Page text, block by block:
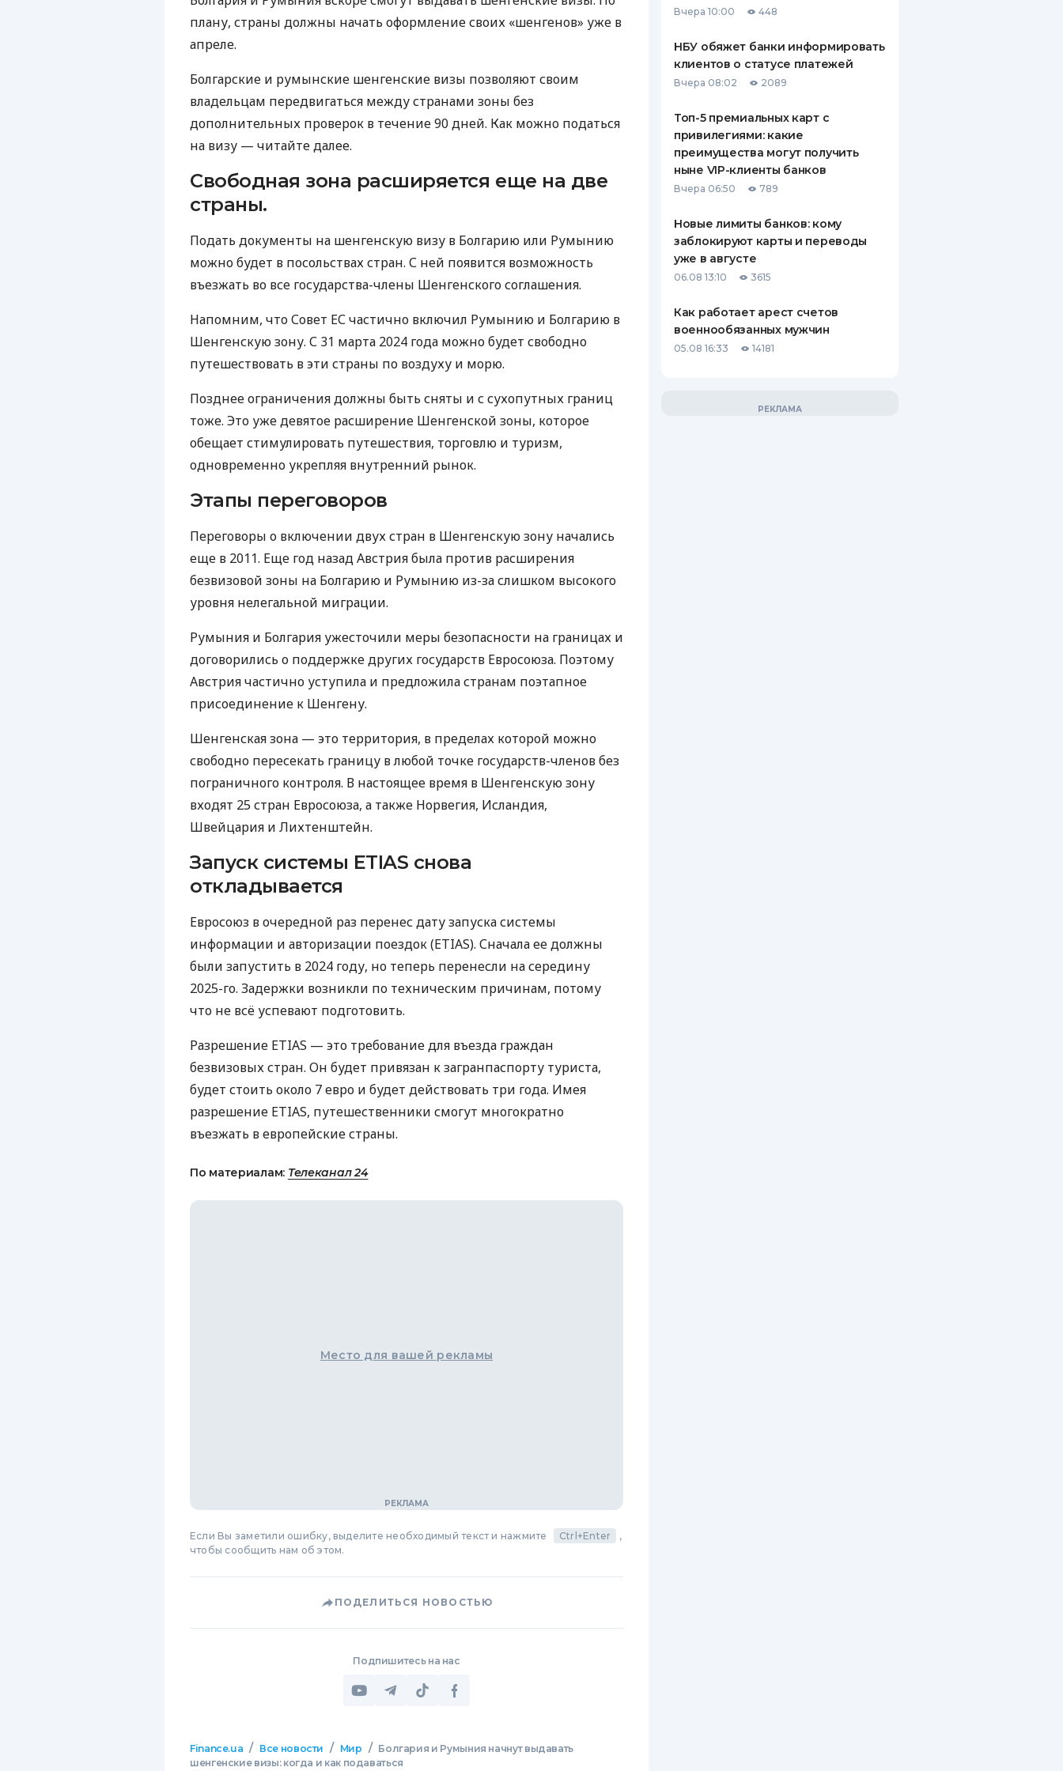
ЕЖЕМЕСЯЧНЫЙ ОБЗОР
БАНКОВСКИМ КАРТАМ
СТРАХОВАНИЮ
ВСЕ СТРАХОВЫЕ ПОЛИСЫ
ОТЗЫВЫ О СТРАХОВЫХ
КОМПАНИЯХ
плану, страны должны начать оформление своих «шенгенов» уже в
апреле.
Болгарские и румынские шенгенские визы позволяют своим
владельцам передвигаться между странами зоны без
дополнительных проверок в течение 90 дней. Как можно податься
на визу — читайте далее.
Свободная зона расширяется еще на две
страны.
Подать документы на шенгенскую визу в Болгарию или Румынию
можно будет в посольствах стран. С ней появится возможность
въезжать во все государства-члены Шенгенского соглашения.
Напомним, что Совет ЕС частично включил Румынию и Болгарию в
Шенгенскую зону. С 31 марта 2024 года можно будет свободно
путешествовать в эти страны по воздуху и морю.
Позднее ограничения должны быть сняты и с сухопутных границ
тоже. Это уже девятое расширение Шенгенской зоны, которое
обещает стимулировать путешествия, торговлю и туризм,
одновременно укрепляя внутренний рынок.
Этапы переговоров
Переговоры о включении двух стран в Шенгенскую зону начались
еще в 2011. Еще год назад Австрия была против расширения
безвизовой зоны на Болгарию и Румынию из-за слишком высокого
уровня нелегальной миграции.
Румыния и Болгария ужесточили меры безопасности на границах и
договорились о поддержке других государств Евросоюза. Поэтому
Австрия частично уступила и предложила странам поэтапное
присоединение к Шенгену.
Шенгенская зона — это территория, в пределах которой можно
свободно пересекать границу в любой точке государств-членов без
пограничного контроля. В настоящее время в Шенгенскую зону
входят 25 стран Евросоюза, а также Норвегия, Исландия,
Швейцария и Лихтенштейн.
Запуск системы ETIAS снова
откладывается
Евросоюз в очередной раз перенес дату запуска системы
информации и авторизации поездок (ETIAS). Сначала ее должны
были запустить в 2024 году, но теперь перенесли на середину
2025-го. Задержки возникли по техническим причинам, потому
что не всё успевают подготовить.
Разрешение ETIAS — это требование для въезда граждан
безвизовых стран. Он будет привязан к загранпаспорту туриста,
будет стоить около 7 евро и будет действовать три года. Имея
разрешение ETIAS, путешественники смогут многократно
въезжать в европейские страны.
По материалам: Телеканал 24
Место для вашей рекламы
Если Вы заметили ошибку, выделите необходимый текст и нажмите Ctrl+Enter
,
чтобы сообщить нам об этом.
ПОДЕЛИТЬСЯ НОВОСТЬЮ
Подпишитесь на нас
Finance.ua / Все новости / Мир / Болгария и Румыния начнут выдавать
шенгенские визы: когда и как подаваться
Вчера 10:00 448
НБУ обяжет банки информировать
клиентов о статусе платежей
Вчера 08:02 2089
Топ-5 премиальных карт с
привилегиями: какие
преимущества могут получить
ныне VIP-клиенты банков
Вчера 06:50 789
Новые лимиты банков: кому
заблокируют карты и переводы
уже в августе
06.08 13:10 3615
Как работает арест счетов
военнообязанных мужчин
05.08 16:33 14181